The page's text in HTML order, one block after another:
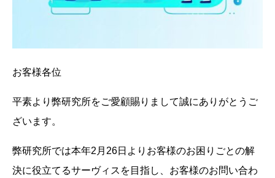
お客様各位
平素より弊研究所をご愛顧賜りまして誠にありがとうご
ざいます。
弊研究所では本年2月26日よりお客様のお困りごとの解
決に役立てるサーヴィスを目指し、お客様のお問い合わ